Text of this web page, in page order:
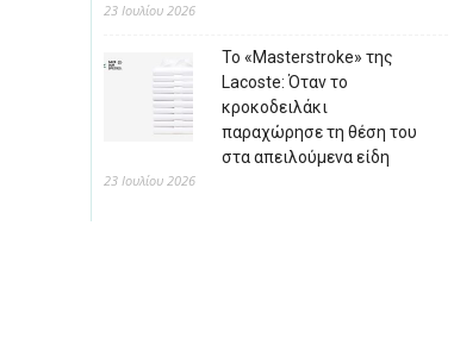
23 Ιουλίου 2026
Το «Masterstroke» της
Lacoste: Όταν το
κροκοδειλάκι
παραχώρησε τη θέση του
στα απειλούμενα είδη
23 Ιουλίου 2026